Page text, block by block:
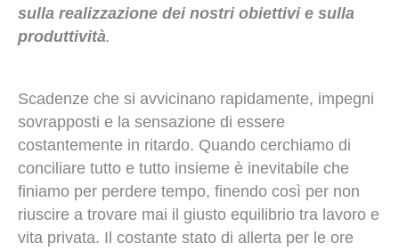
sulla realizzazione dei nostri obiettivi e sulla
produttività.
Scadenze che si avvicinano rapidamente, impegni
sovrapposti e la sensazione di essere
costantemente in ritardo. Quando cerchiamo di
conciliare tutto e tutto insieme è inevitabile che
finiamo per perdere tempo, finendo così per non
riuscire a trovare mai il giusto equilibrio tra lavoro e
vita privata. Il costante stato di allerta per le ore